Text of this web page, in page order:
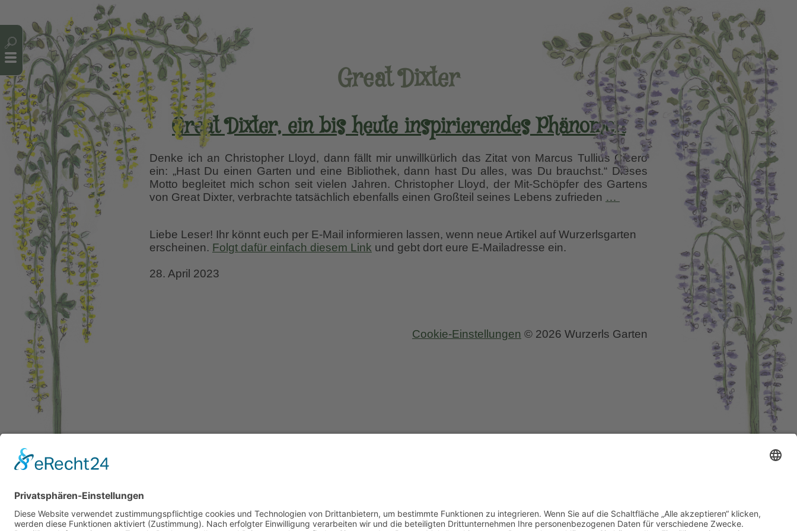
Great Dixter
Great Dixter, ein bis heute inspirierendes Phänomen
Denke ich an Christopher Lloyd, dann fällt mir unwillkürlich das Zitat von Marcus Tullius Cicero
ein: „Hast Du einen Garten und eine Bibliothek, dann hast Du alles, was Du brauchst.“ Dieses
Motto begleitet mich schon seit vielen Jahren. Christopher Lloyd, der Mit-Schöpfer des Gartens
von Great Dixter, verbrachte tatsächlich ebenfalls einen Großteil seines Lebens zufrieden …
bis
Liebe Leser! Ihr könnt euch per E-Mail informieren lassen, wenn neue Artikel auf Wurzerlsgarten
erscheinen. Folgt dafür einfach diesem Link und gebt dort eure E-Mailadresse ein.
28. April 2023
Cookie-Einstellungen © 2026 Wurzerls Garten
Cookie-Einstellungen